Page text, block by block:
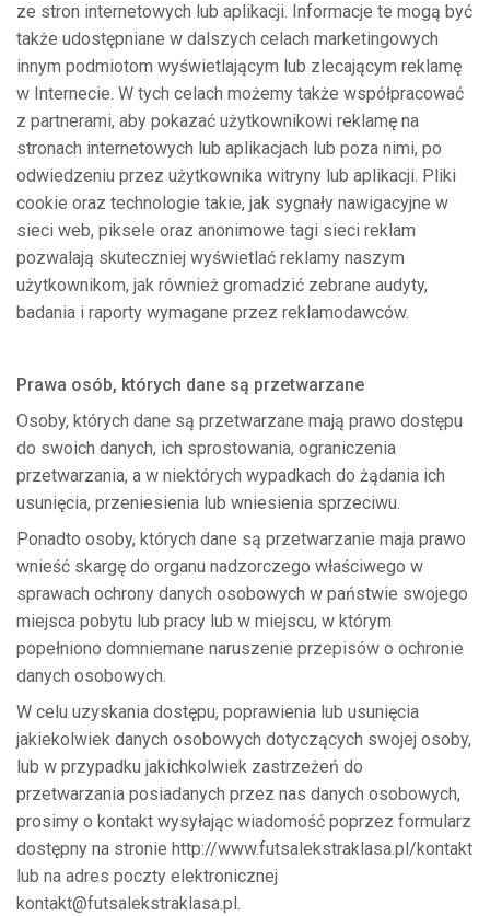
ze stron internetowych lub aplikacji. Informacje te mogą być
także udostępniane w dalszych celach marketingowych
innym podmiotom wyświetlającym lub zlecającym reklamę
w Internecie. W tych celach możemy także współpracować
z partnerami, aby pokazać użytkownikowi reklamę na
stronach internetowych lub aplikacjach lub poza nimi, po
odwiedzeniu przez użytkownika witryny lub aplikacji. Pliki
cookie oraz technologie takie, jak sygnały nawigacyjne w
sieci web, piksele oraz anonimowe tagi sieci reklam
pozwalają skuteczniej wyświetlać reklamy naszym
użytkownikom, jak również gromadzić zebrane audyty,
badania i raporty wymagane przez reklamodawców.
Prawa osób, których dane są przetwarzane
Osoby, których dane są przetwarzane mają prawo dostępu
do swoich danych, ich sprostowania, ograniczenia
przetwarzania, a w niektórych wypadkach do żądania ich
usunięcia, przeniesienia lub wniesienia sprzeciwu.
Ponadto osoby, których dane są przetwarzanie maja prawo
wnieść skargę do organu nadzorczego właściwego w
sprawach ochrony danych osobowych w państwie swojego
miejsca pobytu lub pracy lub w miejscu, w którym
popełniono domniemane naruszenie przepisów o ochronie
danych osobowych.
W celu uzyskania dostępu, poprawienia lub usunięcia
jakiekolwiek danych osobowych dotyczących swojej osoby,
lub w przypadku jakichkolwiek zastrzeżeń do
przetwarzania posiadanych przez nas danych osobowych,
prosimy o kontakt wysyłając wiadomość poprzez formularz
dostępny na stronie http://www.futsalekstraklasa.pl/kontakt
lub na adres poczty elektronicznej
kontakt@futsalekstraklasa.pl.